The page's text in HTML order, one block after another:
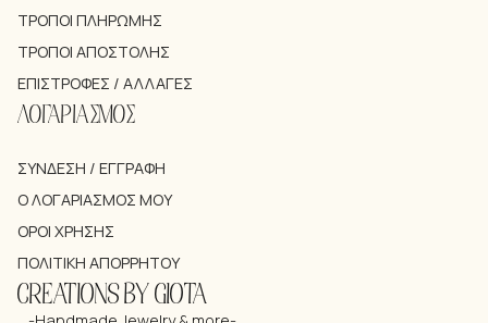
ΤΡΌΠΟΙ ΠΛΗΡΩΜΉΣ
ΤΡΌΠΟΙ ΑΠΟΣΤΟΛΉΣ
ΕΠΙΣΤΡΟΦΈΣ / ΑΛΛΑΓΈΣ
ΛΟΓΑΡΙΑΣΜΟΣ
ΣΎΝΔΕΣΗ / ΕΓΓΡΑΦΉ
Ο ΛΟΓΑΡΙΑΣΜΌΣ ΜΟΥ
ΌΡΟΙ ΧΡΉΣΗΣ
ΠΟΛΙΤΙΚΉ ΑΠΟΡΡΉΤΟΥ
CREATIONS BY GIOTA